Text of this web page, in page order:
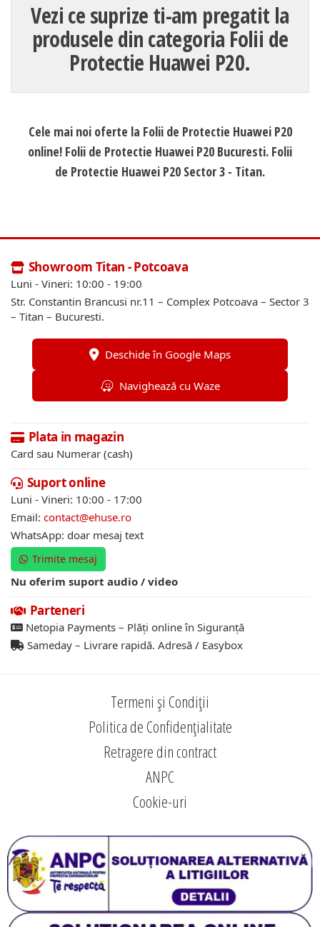
Vezi ce suprize ti-am pregatit la
produsele din categoria Folii de
Protectie Huawei P20.
Cele mai noi oferte la Folii de Protectie Huawei P20
online! Folii de Protectie Huawei P20 Bucuresti. Folii
de Protectie Huawei P20 Sector 3 - Titan.
Showroom Titan - Potcoava
Luni - Vineri: 10:00 - 19:00
Str. Constantin Brancusi nr.11 – Complex Potcoava – Sector 3
– Titan – Bucuresti.
Deschide în Google Maps
Navighează cu Waze
Plata in magazin
Card sau Numerar (cash)
Suport online
Luni - Vineri: 10:00 - 17:00
Email: contact@ehuse.ro
WhatsApp: doar mesaj text
Trimite mesaj
Nu oferim suport audio / video
Parteneri
Netopia Payments – Plăți online în Siguranță
Sameday – Livrare rapidă. Adresă / Easybox
Termeni și Condiții
Politica de Confidențialitate
Retragere din contract
ANPC
Cookie-uri